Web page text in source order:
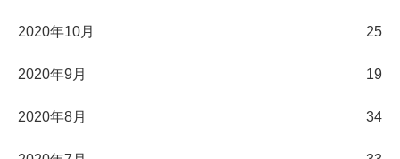
2020年10月 25
2020年9月 19
2020年8月 34